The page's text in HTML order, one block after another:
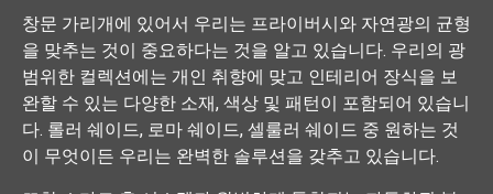
창문 가리개에 있어서 우리는 프라이버시와 자연광의 균형
을 맞추는 것이 중요하다는 것을 알고 있습니다. 우리의 광
범위한 컬렉션에는 개인 취향에 맞고 인테리어 장식을 보
완할 수 있는 다양한 소재, 색상 및 패턴이 포함되어 있습니
다. 롤러 쉐이드, 로마 쉐이드, 셀룰러 쉐이드 중 원하는 것
이 무엇이든 우리는 완벽한 솔루션을 갖추고 있습니다.